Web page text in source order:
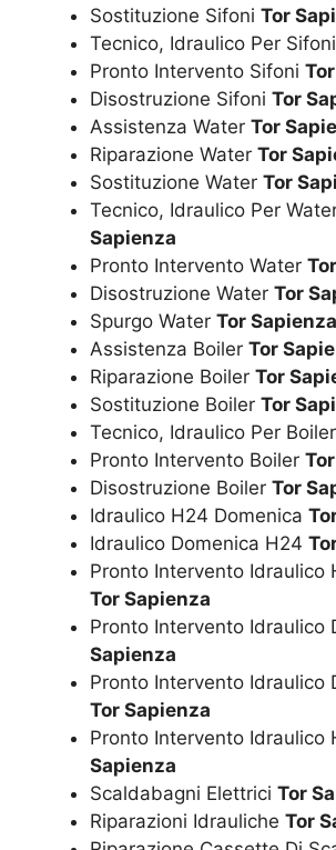
Sostituzione Sifoni Tor
Tecnico, Idraulico Per Sifoni
Pronto Intervento Sifoni
Disostruzione Sifoni Tor
Assistenza Water Tor
Riparazione Water Tor
Sostituzione Water Tor
Tecnico, Idraulico Per
Sapienza
Pronto Intervento Water
Disostruzione Water Tor
Spurgo Water Tor Sapienza
Assistenza Boiler Tor
Riparazione Boiler Tor
Sostituzione Boiler Tor
Tecnico, Idraulico Per Boiler
Pronto Intervento Boiler
Disostruzione Boiler Tor
Idraulico H24 Domenica
Idraulico Domenica H24
Pronto Intervento Idraulico
Tor Sapienza
Pronto Intervento Idraulico
Sapienza
Pronto Intervento Idraulico
Tor Sapienza
Pronto Intervento Idraulico
Sapienza
Scaldabagni Elettrici Tor
Riparazioni Idrauliche Tor